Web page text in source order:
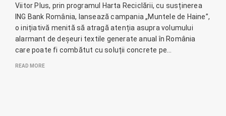
Viitor Plus, prin programul Harta Reciclării, cu susținerea
ING Bank România, lansează campania „Muntele de Haine”,
o inițiativă menită să atragă atenția asupra volumului
alarmant de deșeuri textile generate anual în România
care poate fi combătut cu soluții concrete pe…
READ MORE